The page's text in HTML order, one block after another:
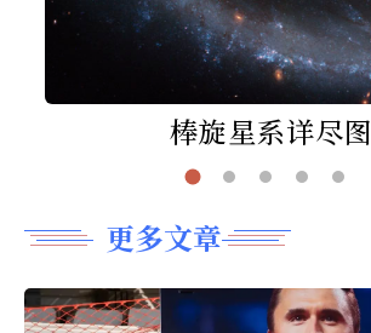
棒旋星系详尽图
更多文章